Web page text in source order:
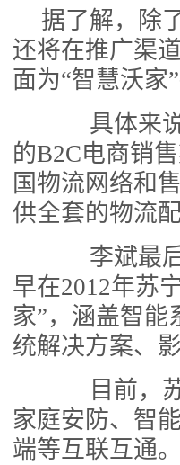
据了解，除
还将在推广渠
面为“智慧沃家
具体来说
的B2C电商销
国物流网络和
供全套的物流
李斌最后
早在2012年苏
家”，涵盖智
统解决方案、
目前，苏
家庭安防、智
端等互联互通。